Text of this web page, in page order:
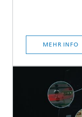
MEHR INFO